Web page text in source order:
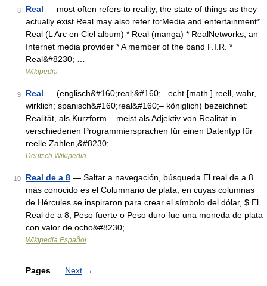
8 Real — most often refers to reality, the state of things as they
actually exist.Real may also refer to:Media and entertainment*
Real (L Arc en Ciel album) * Real (manga) * RealNetworks, an
Internet media provider * A member of the band F.I.R. *
Real&#8230; …
Wikipedia
9 Real — (englisch&#160;real;&#160;– echt [math.] reell, wahr,
wirklich; spanisch&#160;real&#160;– königlich) bezeichnet:
Realität, als Kurzform – meist als Adjektiv von Realität in
verschiedenen Programmiersprachen für einen Datentyp für
reelle Zahlen,&#8230; …
Deutsch Wikipedia
10 Real de a 8 — Saltar a navegación, búsqueda El real de a 8
más conocido es el Columnario de plata, en cuyas columnas
de Hércules se inspiraron para crear el símbolo del dólar, $ El
Real de a 8, Peso fuerte o Peso duro fue una moneda de plata
con valor de ocho&#8230; …
Wikipedia Español
Pages Next →